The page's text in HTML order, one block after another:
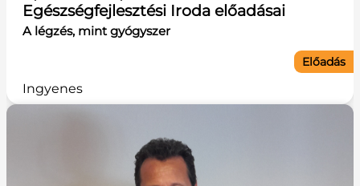
Egészségfejlesztési Iroda előadásai
A légzés, mint gyógyszer
Ingyenes
Előadás